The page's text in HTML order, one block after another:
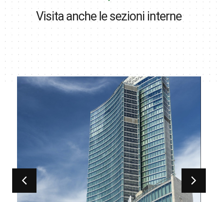
Visita anche le sezioni interne